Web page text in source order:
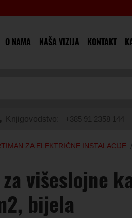
O NAMA NAŠA VIZIJA KONTAKT
Knjigovodstvo: +385 91 2358 144
ZA ELEKTRIČNE INSTALACIJE
višeslojne
bijela